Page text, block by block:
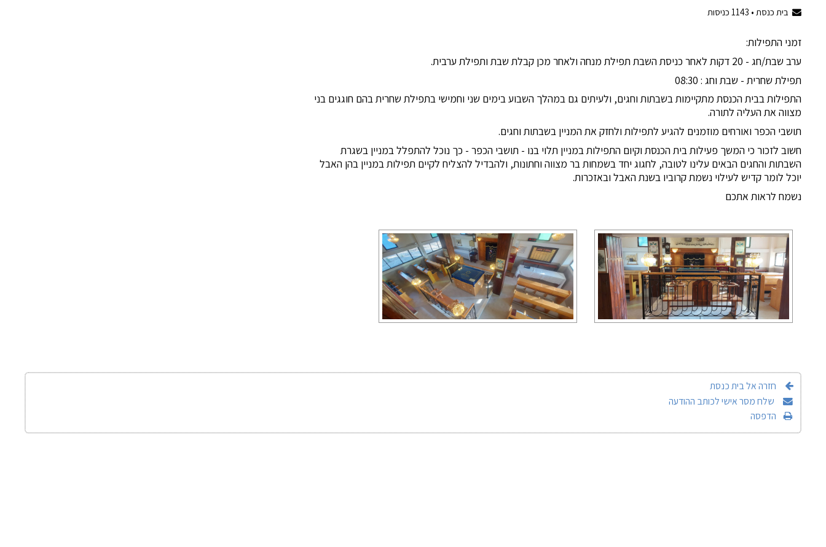
בית כנסת • 1143 כניסות
זמני התפילות:
ערב שבת/חג - 20 דקות לאחר כניסת השבת תפילת מנחה ולאחר מכן קבלת שבת ותפילת ערבית.
תפילת שחרית - שבת וחג : 08:30
התפילות בבית הכנסת מתקיימות בשבתות וחגים, ולעיתים גם במהלך השבוע בימים שני וחמישי בתפילת שחרית בהם חוגגים בני
מצווה את העליה לתורה.
תושבי הכפר ואורחים מוזמנים להגיע לתפילות ולחזק את המניין בשבתות וחגים.
חשוב לזכור כי המשך פעילות בית הכנסת וקיום התפילות במניין תלוי בנו - תושבי הכפר - כך נוכל להתפלל במניין בשגרת
השבתות והחגים הבאים עלינו לטובה, לחגוג יחד בשמחות בר מצווה וחתונות, ולהבדיל להצליח לקיים תפילות במניין בהן האבל
יוכל לומר קדיש לעילוי נשמת קרוביו בשנת האבל ובאזכרות.
נשמח לראות אתכם
חזרה אל בית כנסת
שלח מסר אישי לכותב ההודעה
הדפסה